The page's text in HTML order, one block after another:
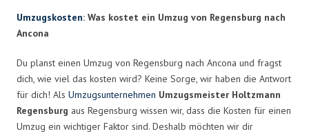
Umzugskosten: Was kostet ein Umzug von Regensburg nach
Ancona
Du planst einen Umzug von Regensburg nach Ancona und fragst
dich, wie viel das kosten wird? Keine Sorge, wir haben die Antwort
für dich! Als Umzugsunternehmen Umzugsmeister Holtzmann
Regensburg aus Regensburg wissen wir, dass die Kosten für einen
Umzug ein wichtiger Faktor sind. Deshalb möchten wir dir